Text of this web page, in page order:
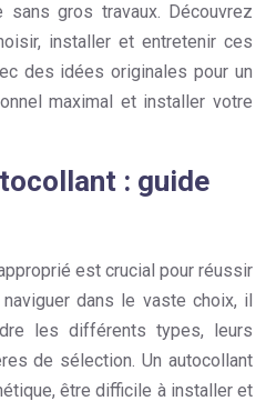
gros travaux. Découvrez
installer et entretenir ces
des idées originales pour un
maximal et installer votre
: guide
est crucial pour réussir
dans le vaste choix, il
les différents types, leurs
de sélection. Un autocollant
être difficile à installer et